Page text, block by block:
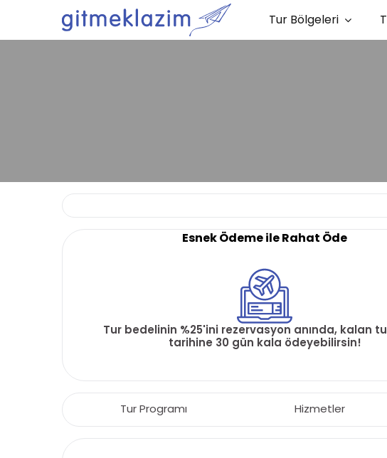
Tur Bölgeleri
Esnek Ödeme ile Rahat Öde
Tur bedelinin %25'ini rezervasyon anında, kalan
tarihine 30 gün kala ödeyebilirsin!
Tur Programı Hizmetler